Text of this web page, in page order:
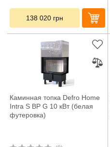
138 020 грн
Каминная топка Defro Home
Intra S BP G 10 кВт (белая
футеровка)